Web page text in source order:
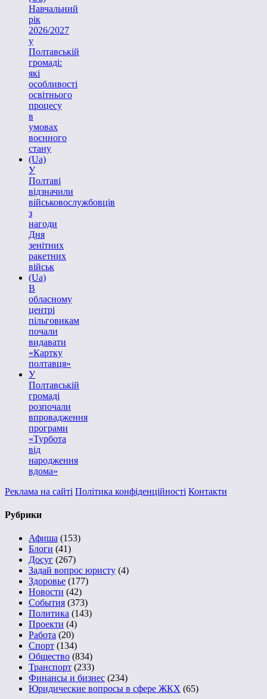
Навчальний
рік
2026/2027
у
Полтавській
громаді:
які
особливості
освітнього
процесу
в
умовах
воєнного
стану
(Ua)
У
Полтаві
відзначили
військовослужбовців
з
нагоди
Дня
зенітних
ракетних
військ
(Ua)
В
обласному
центрі
пільговикам
почали
видавати
«Картку
полтавця»
У
Полтавській
громаді
розпочали
впровадження
програми
«Турбота
від
народження
вдома»
Реклама на сайті Політика конфіденційності Контакти
Рубрики
Афиша (153)
Блоги (41)
Досуг (267)
Задай вопрос юристу (4)
Здоровье (177)
Новости (42)
События (373)
Политика (143)
Проекти (4)
Работа (20)
Спорт (134)
Общество (834)
Транспорт (233)
Финансы и бизнес (234)
Юридические вопросы в сфере ЖКХ (65)